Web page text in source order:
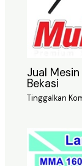
Jual
Bekasi
Tinggalkan